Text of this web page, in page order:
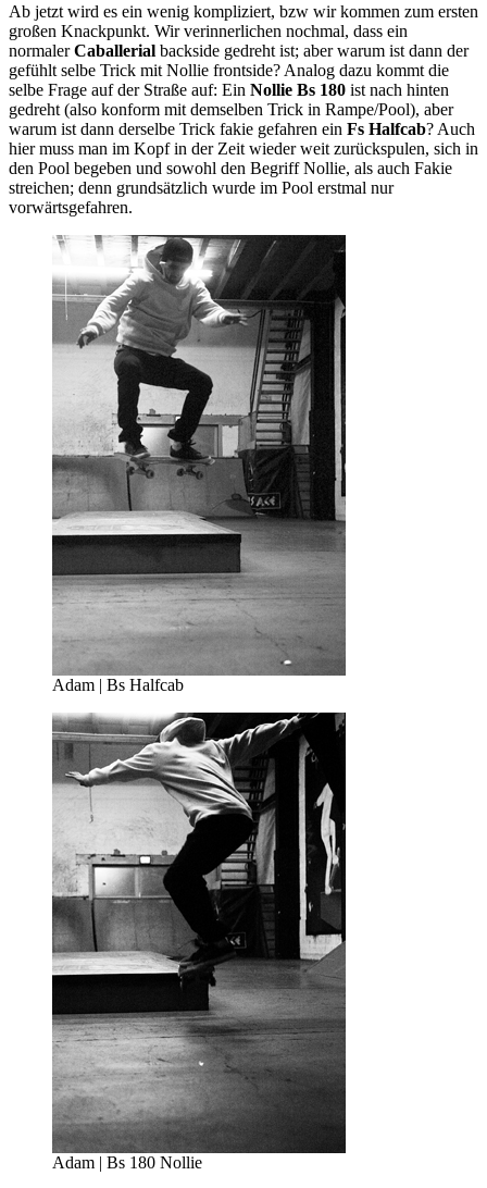
Ab jetzt wird es ein wenig kompliziert, bzw wir kommen zum ersten
großen Knackpunkt. Wir verinnerlichen nochmal, dass ein
normalerCaballerial backside gedreht ist; aber warum ist dann der
gefühlt selbe Trick mit Nollie frontside? Analog dazu kommt die
selbe Frage auf der Straße auf: Ein Nollie Bs 180 ist nach hinten
gedreht (also konform mit demselben Trick in Rampe/Pool), aber
warum ist dann derselbe Trick fakie gefahren ein Fs Halfcab? Auch
hier muss man im Kopf in der Zeit wieder weit zurückspulen, sich in
den Pool begeben und sowohl den Begriff Nollie, als auch Fakie
streichen; denn grundsätzlich wurde im Pool erstmal nur
vorwärtsgefahren.
Adam | Bs Halfcab
Adam | Bs 180 Nollie